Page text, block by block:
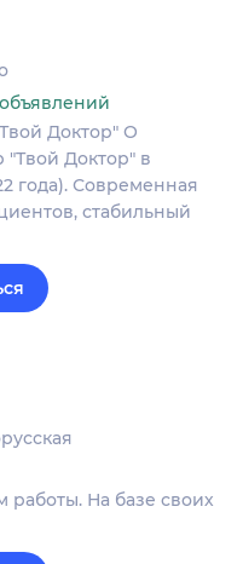
Доктор" О
Доктор" в
года). Современная
стабильный
На базе своих